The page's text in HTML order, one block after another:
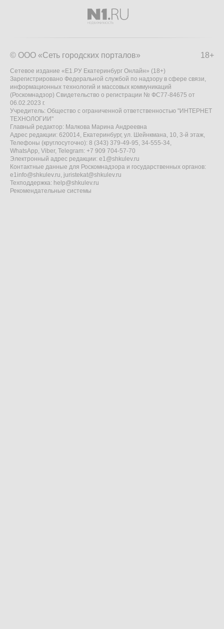
18+
© ООО «Сеть городских порталов»
Сетевое издание «Е1.РУ Екатеринбург Онлайн» (18+)
Зарегистрировано Федеральной службой по надзору в сфере связи,
информационных технологий и массовых коммуникаций
(Роскомнадзор) Свидетельство о регистрации № ФС77-84675 от
06.02.2023 г.
Учредитель: Общество с ограниченной ответственностью "ИНТЕРНЕТ
ТЕХНОЛОГИИ"
Главный редактор: Малкова Марина Андреевна
Адрес редакции: 620014, Екатеринбург, ул. Шейнкмана, 10, 3-й этаж,
Телефоны (круглосуточно): 8 (343) 379-49-95, 34-555-34,
WhatsApp, Viber, Telegram: +7 909 704-57-70
Электронный адрес редакции: e1@shkulev.ru
Контактные данные для Роскомнадзора и государственных органов:
e1info@shkulev.ru, juristekat@shkulev.ru
Техподдержка: help@shkulev.ru
Рекомендательные системы